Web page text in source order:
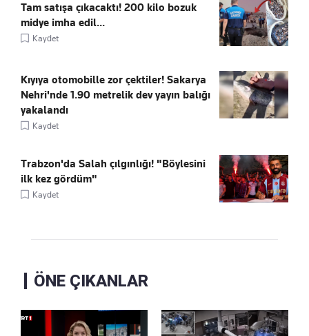
Tam satışa çıkacaktı! 200 kilo bozuk
midye imha edil...
Kaydet
Kıyıya otomobille zor çektiler! Sakarya
Nehri'nde 1.90 metrelik dev yayın balığı
yakalandı
Kaydet
Trabzon'da Salah çılgınlığı! "Böylesini
ilk kez gördüm"
Kaydet
ÖNE ÇIKANLAR